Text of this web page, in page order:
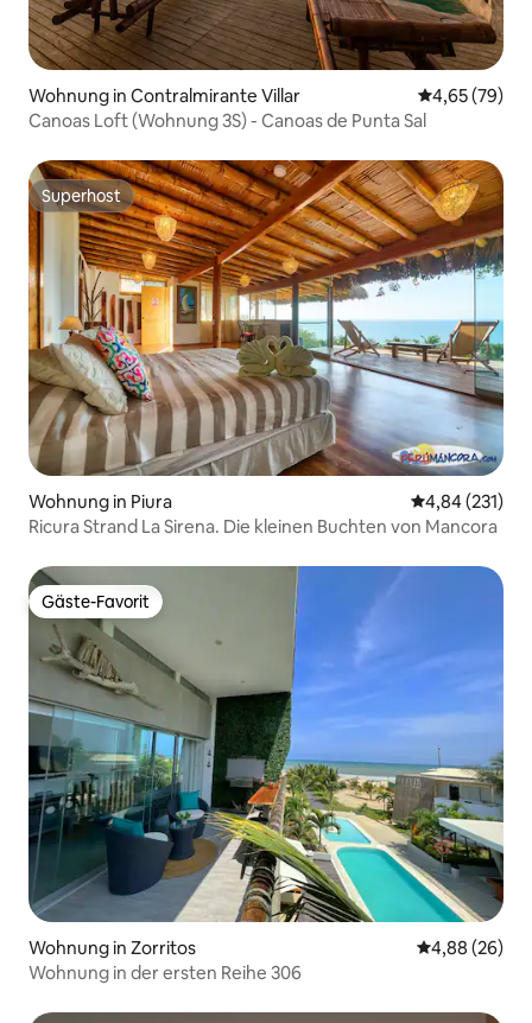
Wohnung in Contralmirante Villar
4,65 (79)
Canoas Loft (Wohnung 3S) - Canoas de Punta Sal
Superhost
Superhost
Wohnung in Piura
4,84 (231)
Ricura Strand La Sirena. Die kleinen Buchten von Mancora
Gäste-Favorit
Gäste-Favorit
Wohnung in Zorritos
4,88 (26)
Wohnung in der ersten Reihe 306